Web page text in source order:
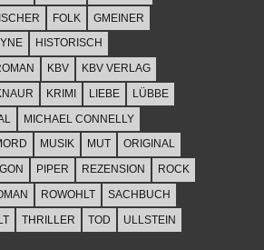
FOLK
GMEINER
HISTORISCH
KBV
KBV VERLAG
KRIMI LIEBE
LÜBBE
MICHAEL CONNELLY
MUSIK MUT
ORIGINAL
PIPER REZENSION
ROCK
ROWOHLT
SACHBUCH
THRILLER TOD
ULLSTEIN